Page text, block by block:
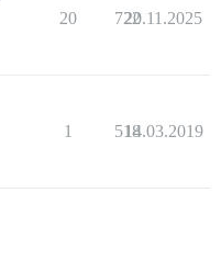
20 722
20.11.2025
1 518
14.03.2019